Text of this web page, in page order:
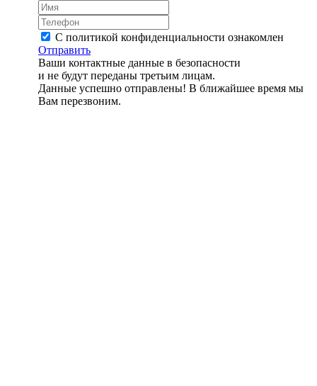
С политикой конфиденциальности ознакомлен
Отправить
Ваши контактные данные в безопасности
и не будут переданы третьим лицам.
Данные успешно отправлены! В ближайшее время мы
Вам перезвоним.